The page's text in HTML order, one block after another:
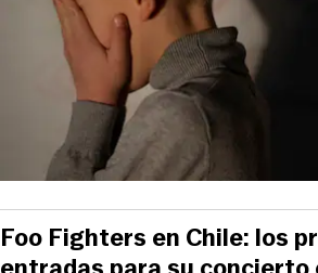
Foo Fighters en Chile: los